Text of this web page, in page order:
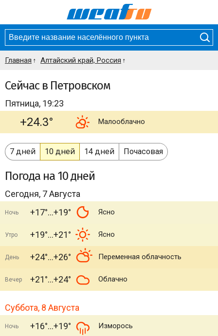
Главная Алтайский край, Россия
Сейчас в Петровском
Пятница, 19:23
+24.3° Малооблачно
7 дней 10 дней 14 дней Почасовая
Погода на 10 дней
Сегодня, 7 Августа
Ночь +17° +19° Ясно
Утро +19° +21° Ясно
День +24° +26° Переменная облачность
Вечер +21° +24° Облачно
Суббота, 8 Августа
Ночь +16° +19° Изморось